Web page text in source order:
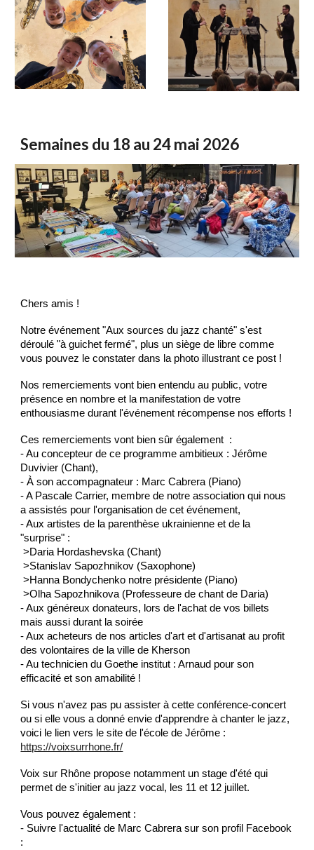
Semaines du 18 au 24 mai 2026
Chers amis !
Notre événement "Aux sources du jazz chanté" s'est
déroulé "à guichet fermé", plus un siège de libre comme
vous pouvez le constater dans la photo illustrant ce post !
Nos remerciements vont bien entendu au public, votre
présence en nombre et la manifestation de votre
enthousiasme durant l'événement récompense nos efforts !
Ces remerciements vont bien sûr également :
- Au concepteur de ce programme ambitieux : Jérôme
Duvivier (Chant),
- À son accompagnateur : Marc Cabrera (Piano)
- A Pascale Carrier, membre de notre association qui nous
a assistés pour l'organisation de cet événement,
- Aux artistes de la parenthèse ukrainienne et de la
"surprise" :
>Daria Hordashevska (Chant)
>Stanislav Sapozhnikov (Saxophone)
>Hanna Bondychenko notre présidente (Piano)
>Olha Sapozhnikova (Professeure de chant de Daria)
- Aux généreux donateurs, lors de l'achat de vos billets
mais aussi durant la soirée
- Aux acheteurs de nos articles d'art et d'artisanat au profit
des volontaires de la ville de Kherson
- Au technicien du Goethe institut : Arnaud pour son
efficacité et son amabilité !
Si vous n'avez pas pu assister à cette conférence-concert
ou si elle vous a donné envie d'apprendre à chanter le jazz,
voici le lien vers le site de l'école de Jérôme :
https://voixsurrhone.fr/
Voix sur Rhône propose notamment un stage d'été qui
permet de s'initier au jazz vocal, les 11 et 12 juillet.
Vous pouvez également :
- Suivre l'actualité de Marc Cabrera sur son profil Facebook
: